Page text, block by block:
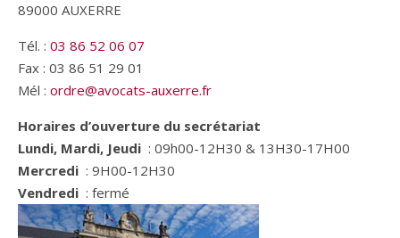
89000 AUXERRE
Tél. : 03 86 52 06 07
Fax : 03 86 51 29 01
Mél : ordre@avocats-auxerre.fr
Horaires d’ouverture du secrétariat
Lundi, Mardi, Jeudi : 09h00-12H30 & 13H30-17H00
Mercredi : 9H00-12H30
Vendredi : fermé